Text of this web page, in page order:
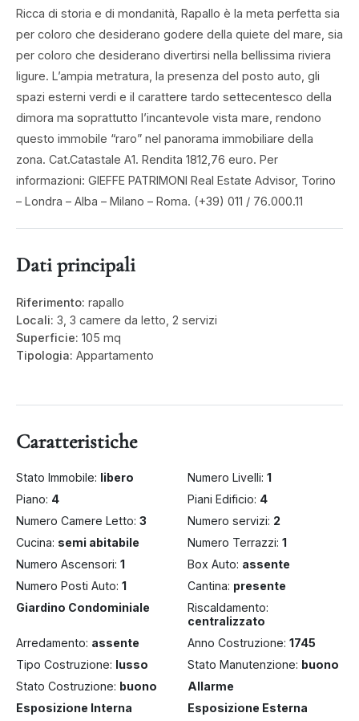
Ricca di storia e di mondanità, Rapallo è la meta perfetta sia
per coloro che desiderano godere della quiete del mare, sia
per coloro che desiderano divertirsi nella bellissima riviera
ligure. L’ampia metratura, la presenza del posto auto, gli
spazi esterni verdi e il carattere tardo settecentesco della
dimora ma soprattutto l’incantevole vista mare, rendono
questo immobile “raro” nel panorama immobiliare della
zona. Cat.Catastale A1. Rendita 1812,76 euro. Per
informazioni: GIEFFE PATRIMONI Real Estate Advisor, Torino
– Londra – Alba – Milano – Roma. (+39) 011 / 76.000.11
Dati principali
Riferimento: rapallo
Locali: 3, 3 camere da letto, 2 servizi
Superficie: 105 mq
Tipologia: Appartamento
Caratteristiche
Stato Immobile: libero Numero Livelli: 1
Piano: 4 Piani Edificio: 4
Numero Camere Letto: 3 Numero servizi: 2
Cucina: semi abitabile Numero Terrazzi: 1
Numero Ascensori: 1 Box Auto: assente
Numero Posti Auto: 1 Cantina: presente
Giardino Condominiale
Riscaldamento:
centralizzato
Arredamento: assente Anno Costruzione: 1745
Tipo Costruzione: lusso Stato Manutenzione: buono
Stato Costruzione: buono
Allarme
Esposizione Interna
Esposizione Esterna